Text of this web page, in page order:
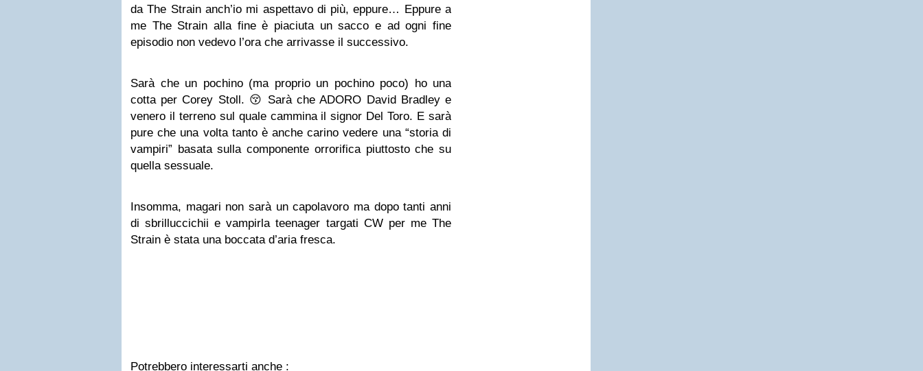
da The Strain anch’io mi aspettavo di più, eppure… Eppure a
me The Strain alla fine è piaciuta un sacco e ad ogni fine
episodio non vedevo l’ora che arrivasse il successivo.
Sarà che un pochino (ma proprio un pochino poco) ho una
cotta per Corey Stoll. 😚 Sarà che ADORO David Bradley e
venero il terreno sul quale cammina il signor Del Toro. E sarà
pure che una volta tanto è anche carino vedere una “storia di
vampiri” basata sulla componente orrorifica piuttosto che su
quella sessuale.
Insomma, magari non sarà un capolavoro ma dopo tanti anni
di sbrilluccichii e vampirla teenager targati CW per me The
Strain è stata una boccata d’aria fresca.
Potrebbero interessarti anche :